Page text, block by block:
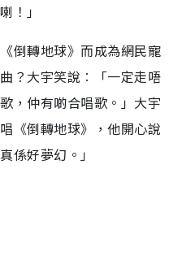
！」
倒轉地球》而成為網民寵
？大宇笑說︰「一定走唔
，仲有啲合唱歌。」大宇
《倒轉地球》，他開心說
係好夢幻。」